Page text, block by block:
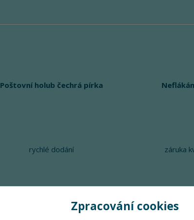
Poštovní holub čechrá pírka
rychlé dodání záruka
Zpracování cookies